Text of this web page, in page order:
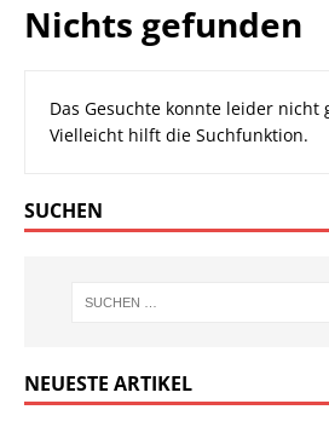
Nichts gefunden
Das Gesuchte konnte leider nicht
Vielleicht hilft die Suchfunktion.
SUCHEN
NEUESTE ARTIKEL